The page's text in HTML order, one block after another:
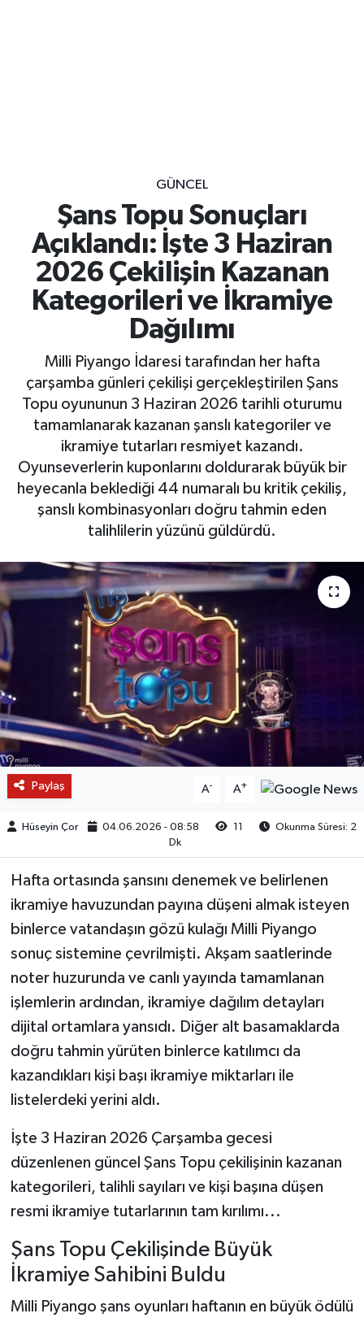
GÜNCEL
Şans Topu Sonuçları
Açıklandı: İşte 3 Haziran
2026 Çekilişin Kazanan
Kategorileri ve İkramiye
Dağılımı
Milli Piyango İdaresi tarafından her hafta
çarşamba günleri çekilişi gerçekleştirilen Şans
Topu oyununun 3 Haziran 2026 tarihli oturumu
tamamlanarak kazanan şanslı kategoriler ve
ikramiye tutarları resmiyet kazandı.
Oyunseverlerin kuponlarını doldurarak büyük bir
heyecanla beklediği 44 numaralı bu kritik çekiliş,
şanslı kombinasyonları doğru tahmin eden
talihlilerin yüzünü güldürdü.
Paylaş A- A+
Hüseyin Çor 04.06.2026 - 08:58 11
Okunma Süresi: 2
Dk
Hafta ortasında şansını denemek ve belirlenen
ikramiye havuzundan payına düşeni almak isteyen
binlerce vatandaşın gözü kulağı Milli Piyango
sonuç sistemine çevrilmişti. Akşam saatlerinde
noter huzurunda ve canlı yayında tamamlanan
işlemlerin ardından, ikramiye dağılım detayları
dijital ortamlara yansıdı. Diğer alt basamaklarda
doğru tahmin yürüten binlerce katılımcı da
kazandıkları kişi başı ikramiye miktarları ile
listelerdeki yerini aldı.
İşte 3 Haziran 2026 Çarşamba gecesi
düzenlenen güncel Şans Topu çekilişinin kazanan
kategorileri, talihli sayıları ve kişi başına düşen
resmi ikramiye tutarlarının tam kırılımı...
Şans Topu Çekilişinde Büyük
İkramiye Sahibini Buldu
Milli Piyango şans oyunları haftanın en büyük ödülü